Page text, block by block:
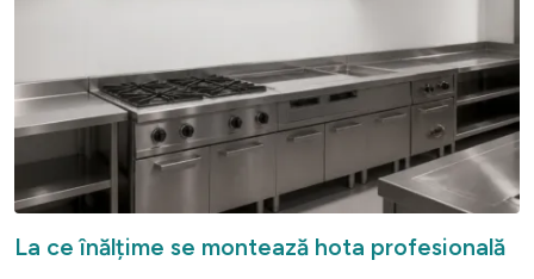
La ce înălțime se montează hota profesională